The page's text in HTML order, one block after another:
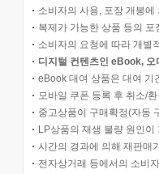
소비자의 사용, 포장 개봉
복제가 가능한 상품 등의
소비자의 요청에 따라 개별
디지털 컨텐츠인 eBook,
eBook 대여 상품은 대여 기
모바일 쿠폰 등록 후 취소/
중고상품이 구매확정(자동
LP상품의 재생 불량 원인
시간의 경과에 의해 재판매
전자상거래 등에서의 소비